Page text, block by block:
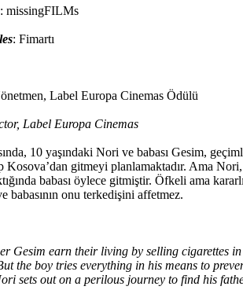
: missingFILMs
: Fimartı
Label Europa Cinemas Ödülü
, Label Europa Cinemas
10 yaşındaki Nori ve babası Gesim,
Kosova’dan gitmeyi planlamaktadır. Ama
babası öylece gitmiştir. Öfkeli ama
babasının onu terkedişini affetmez.
Gesim earn their living by selling cigarettes
the boy tries everything in his means to
sets out on a perilous journey to find his